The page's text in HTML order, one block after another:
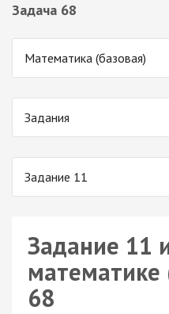
Задача 68
Математика (базовая)
Задания
Задание 11
Задание 11
математике
68